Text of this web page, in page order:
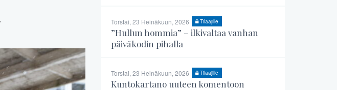
Torstai, 23 Heinäkuun, 2026 Tilaajille
”Hullun hommia” – ilkivaltaa vanhan
päiväkodin pihalla
Torstai, 23 Heinäkuun, 2026 Tilaajille
Kuntokartano uuteen komentoon